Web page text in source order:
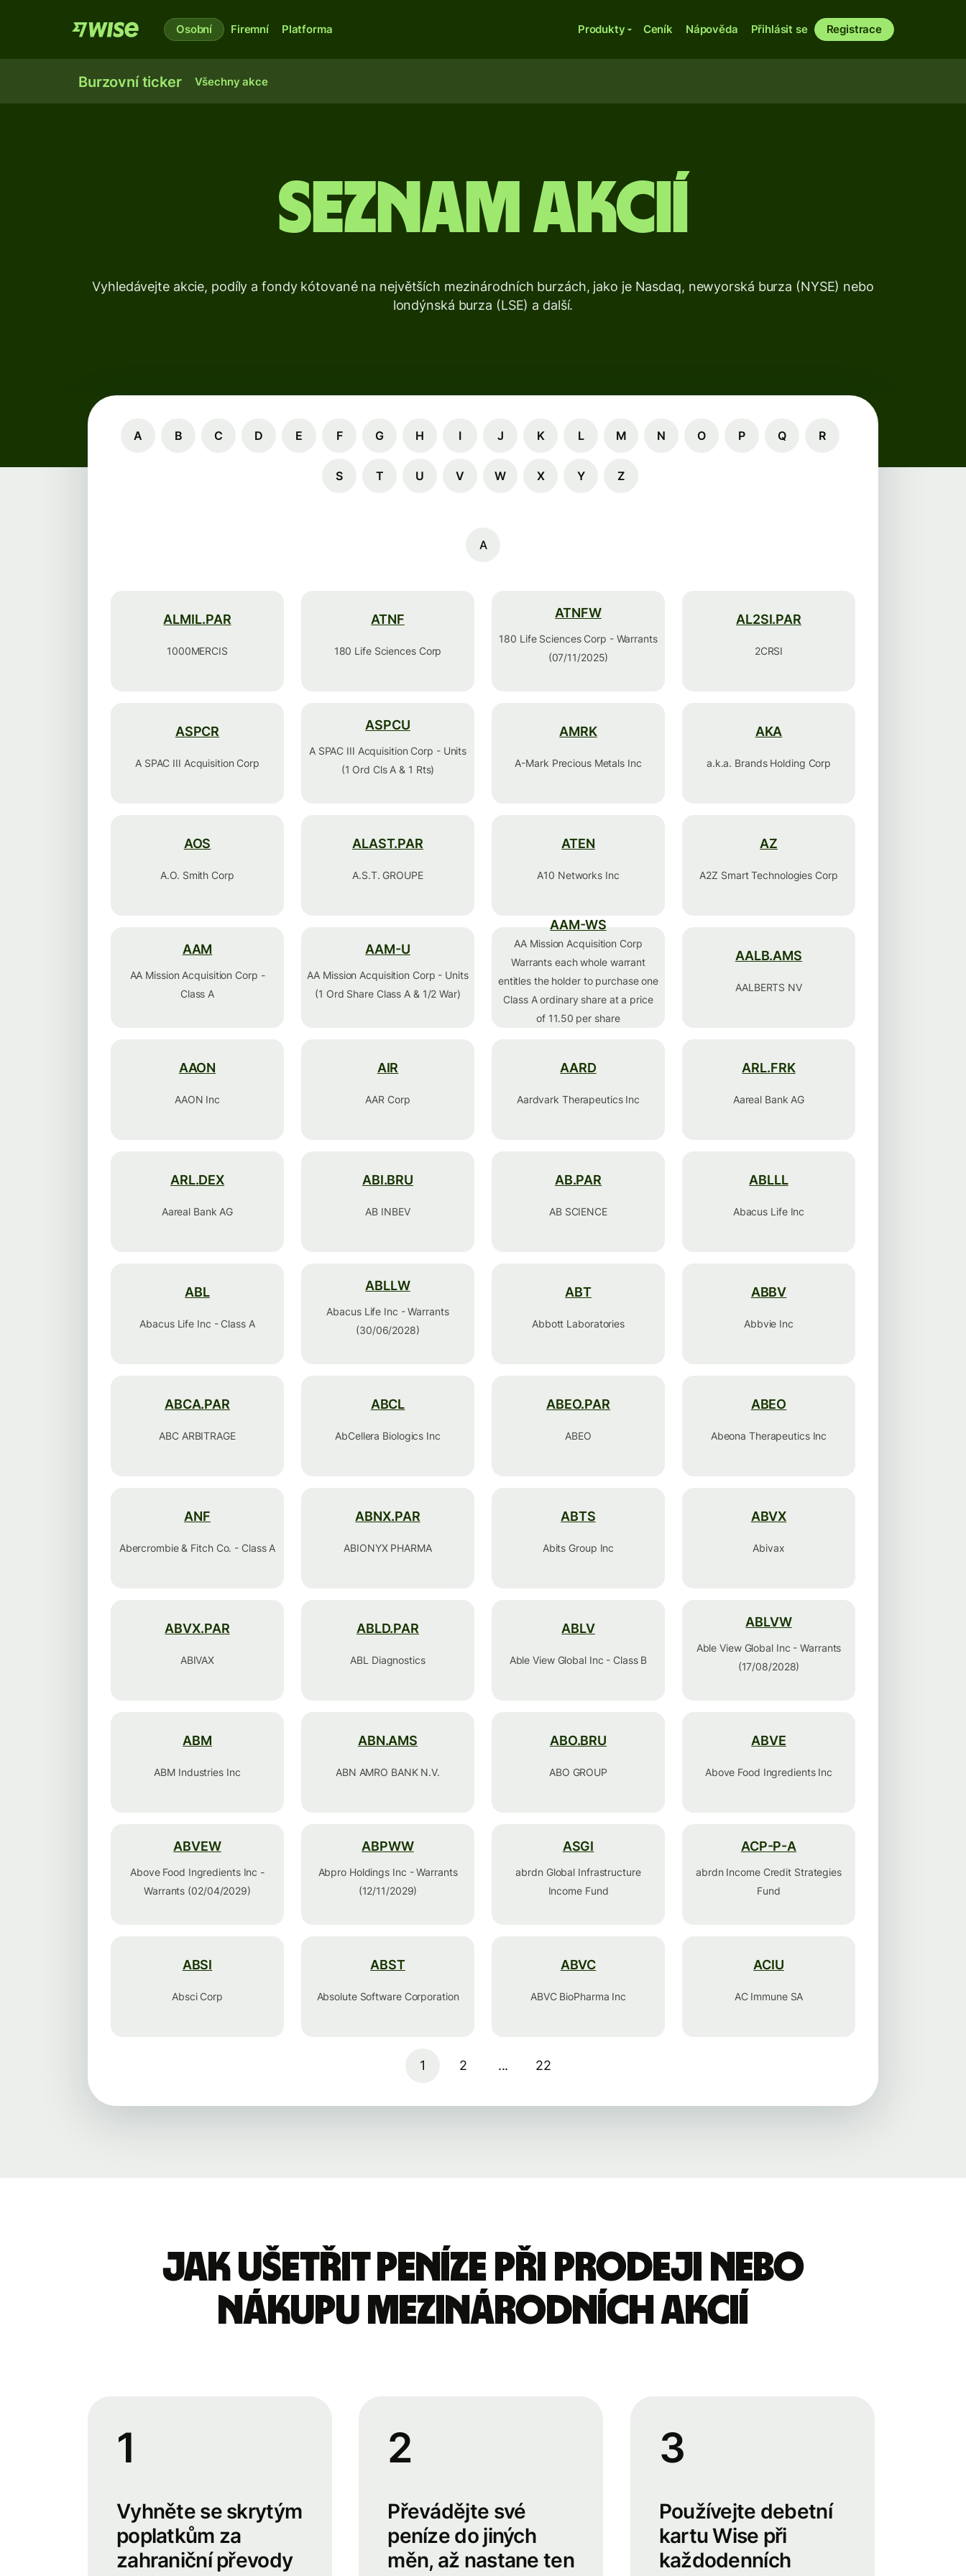
Osobní Firemní Platforma Produkty Ceník Nápověda Přihlásit se Registrace
Burzovní ticker Všechny akce
Seznam akcií
Vyhledávejte akcie, podíly a fondy kótované na největších mezinárodních burzách, jako je Nasdaq, newyorská burza (NYSE) nebo
londýnská burza (LSE) a další.
A B C D E F G H I J K L M N O P Q R
S T U V W X Y Z
A
ALMIL.PAR
1000MERCIS
ATNF
180 Life Sciences Corp
ATNFW
180 Life Sciences Corp - Warrants
(07/11/2025)
AL2SI.PAR
2CRSI
ASPCR
A SPAC III Acquisition Corp
ASPCU
A SPAC III Acquisition Corp - Units
(1 Ord Cls A & 1 Rts)
AMRK
A-Mark Precious Metals Inc
AKA
a.k.a. Brands Holding Corp
AOS
A.O. Smith Corp
ALAST.PAR
A.S.T. GROUPE
ATEN
A10 Networks Inc
AZ
A2Z Smart Technologies Corp
AAM
AA Mission Acquisition Corp -
Class A
AAM-U
AA Mission Acquisition Corp - Units
(1 Ord Share Class A & 1/2 War)
AAM-WS
AA Mission Acquisition Corp
Warrants each whole warrant
entitles the holder to purchase one
Class A ordinary share at a price
of 11.50 per share
AALB.AMS
AALBERTS NV
AAON
AAON Inc
AIR
AAR Corp
AARD
Aardvark Therapeutics Inc
ARL.FRK
Aareal Bank AG
ARL.DEX
Aareal Bank AG
ABI.BRU
AB INBEV
AB.PAR
AB SCIENCE
ABLLL
Abacus Life Inc
ABL
Abacus Life Inc - Class A
ABLLW
Abacus Life Inc - Warrants
(30/06/2028)
ABT
Abbott Laboratories
ABBV
Abbvie Inc
ABCA.PAR
ABC ARBITRAGE
ABCL
AbCellera Biologics Inc
ABEO.PAR
ABEO
ABEO
Abeona Therapeutics Inc
ANF
Abercrombie & Fitch Co. - Class A
ABNX.PAR
ABIONYX PHARMA
ABTS
Abits Group Inc
ABVX
Abivax
ABVX.PAR
ABIVAX
ABLD.PAR
ABL Diagnostics
ABLV
Able View Global Inc - Class B
ABLVW
Able View Global Inc - Warrants
(17/08/2028)
ABM
ABM Industries Inc
ABN.AMS
ABN AMRO BANK N.V.
ABO.BRU
ABO GROUP
ABVE
Above Food Ingredients Inc
ABVEW
Above Food Ingredients Inc -
Warrants (02/04/2029)
ABPWW
Abpro Holdings Inc - Warrants
(12/11/2029)
ASGI
abrdn Global Infrastructure
Income Fund
ACP-P-A
abrdn Income Credit Strategies
Fund
ABSI
Absci Corp
ABST
Absolute Software Corporation
ABVC
ABVC BioPharma Inc
ACIU
AC Immune SA
1 2 ... 22
Jak ušetřit peníze při prodeji nebo
nákupu mezinárodních akcií
1
Vyhněte se skrytým
poplatkům za
zahraniční převody
2
Převádějte své
peníze do jiných
měn, až nastane ten
3
Používejte debetní
kartu Wise při
každodenních